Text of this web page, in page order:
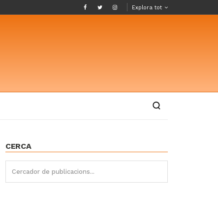
Explora tot
CERCA